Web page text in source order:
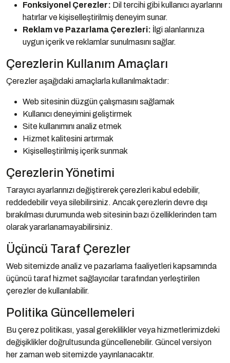
Fonksiyonel Çerezler: Dil tercihi gibi kullanıcı ayarlarını
hatırlar ve kişiselleştirilmiş deneyim sunar.
Reklam ve Pazarlama Çerezleri: İlgi alanlarınıza
uygun içerik ve reklamlar sunulmasını sağlar.
Çerezlerin Kullanım Amaçları
Çerezler aşağıdaki amaçlarla kullanılmaktadır:
Web sitesinin düzgün çalışmasını sağlamak
Kullanıcı deneyimini geliştirmek
Site kullanımını analiz etmek
Hizmet kalitesini artırmak
Kişiselleştirilmiş içerik sunmak
Çerezlerin Yönetimi
Tarayıcı ayarlarınızı değiştirerek çerezleri kabul edebilir,
reddedebilir veya silebilirsiniz. Ancak çerezlerin devre dışı
bırakılması durumunda web sitesinin bazı özelliklerinden tam
olarak yararlanamayabilirsiniz.
Üçüncü Taraf Çerezler
Web sitemizde analiz ve pazarlama faaliyetleri kapsamında
üçüncü taraf hizmet sağlayıcılar tarafından yerleştirilen
çerezler de kullanılabilir.
Politika Güncellemeleri
Bu çerez politikası, yasal gereklilikler veya hizmetlerimizdeki
değişiklikler doğrultusunda güncellenebilir. Güncel versiyon
her zaman web sitemizde yayınlanacaktır.